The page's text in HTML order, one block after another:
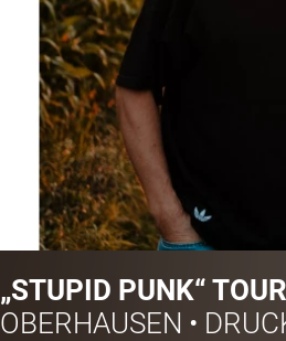
„STUPID PUNK“
OBERHAUSEN •